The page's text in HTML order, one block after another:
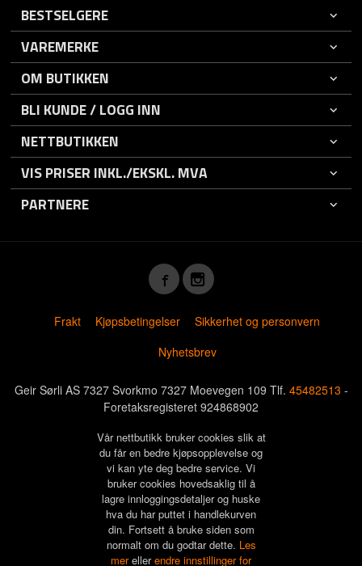
BESTSELGERE
VAREMERKE
OM BUTIKKEN
BLI KUNDE / LOGG INN
NETTBUTIKKEN
VIS PRISER INKL./EKSKL. MVA
PARTNERE
Frakt Kjøpsbetingelser
Sikkerhet og personvern
Nyhetsbrev
Geir Sørli AS 7327 Svorkmo 7327 Moevegen 109 Tlf. 45482513 -
Foretaksregisteret 924868902
Vår nettbutikk bruker cookies slik at
du får en bedre kjøpsopplevelse og
vi kan yte deg bedre service. Vi
bruker cookies hovedsaklig til å
lagre innloggingsdetaljer og huske
hva du har puttet i handlekurven
din. Fortsett å bruke siden som
normalt om du godtar dette. Les
merellerendre innstillinger for